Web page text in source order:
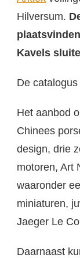
Hilversum.
Kavels
De
Het aanbod
Chinees
design, drie
motoren, Art
waaronder
miniaturen,
Jaeger Le
Daarnaast